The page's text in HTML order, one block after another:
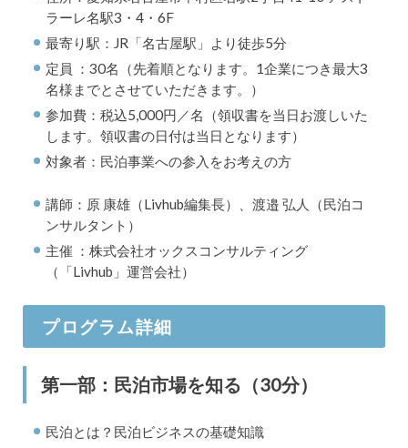
ラーレ名駅3・4・6F
最寄り駅：JR「名古屋駅」より徒歩5分
定員 ：30名（先着順となります。1企業につき最大3
名様までとさせていただきます。）
参加費：税込5,000円／名（領収書を当日お渡しいた
します。領収書の日付は当日となります）
対象者：民泊事業への参入をお考えの方
講師：原 康雄（Livhub編集長）、渡邉 弘人（民泊コ
ンサルタント）
主催 ：株式会社オックスコンサルティング
（「Livhub」運営会社）
プログラム詳細
第一部：民泊市場を知る（30分）
民泊とは？民泊ビジネスの基礎知識